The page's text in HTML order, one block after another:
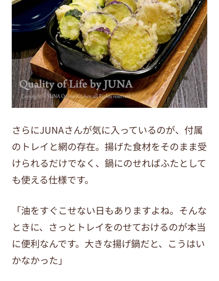
さらにJUNAさんが気に入っているのが、付属
のトレイと網の存在。揚げた食材をそのまま受
けられるだけでなく、鍋にのせればふたとして
も使える仕様です。
「油をすぐこせない日もありますよね。そんな
ときに、さっとトレイをのせておけるのが本当
に便利なんです。大きな揚げ鍋だと、こうはい
かなかった」